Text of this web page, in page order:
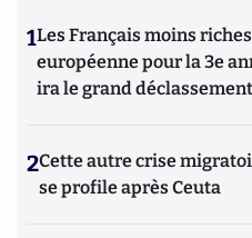
1Les Français moins
européenne pour la 3e
ira le grand
2Cette autre crise
se profile après Ceuta